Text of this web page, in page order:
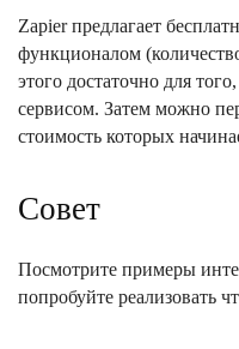
Zapier предлагает
функционалом
этого достаточно для
сервисом. Затем можно
стоимость которых
Совет
Посмотрите примеры
попробуйте реализовать